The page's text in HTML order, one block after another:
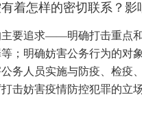
着怎样的密切联系？
要追求——明确打击重点
；明确妨害公务行为的对
务人员实施与防疫、检疫
击妨害疫情防控犯罪的立